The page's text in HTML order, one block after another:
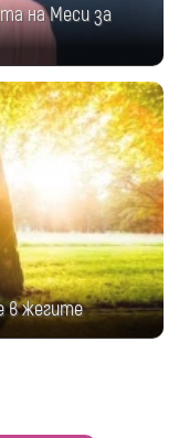
на Меси за
в жегите